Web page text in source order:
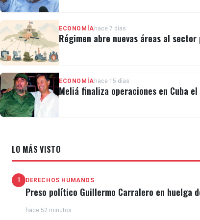
gubernamental como individual. Este análisis
políticas fiscales y financieras adoptadas por
ECONOMÍA hace 7 días
Régimen abre nuevas áreas al
ECONOMÍA hace 15 días
Meliá finaliza operaciones en Cuba
LO MÁS VISTO
1 DERECHOS HUMANOS
Preso político Guillermo Carralero en huelga
hace 52 minutos